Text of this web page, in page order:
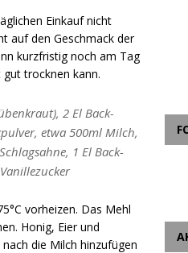
Einkauf nicht
auf den Geschmack der
kurzfristig noch am Tag
trocknen kann.
2 El Back-
etwa 500ml Milch,
1 El Back-
vorheizen. Das Mehl
Honig, Eier und
die Milch hinzufügen